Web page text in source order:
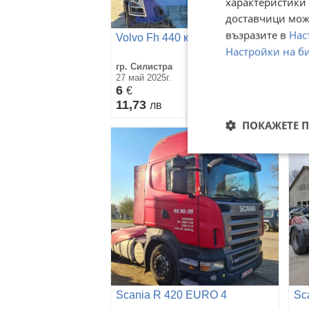
Volvo Fh 440 к. с. Евро 5
гр. Силистра
27 май 2025г.
6 €
11,73 лв
Scania R 420 EURO 4
доставчици
възразите в
Настройки на
ПОКАЖЕТЕ